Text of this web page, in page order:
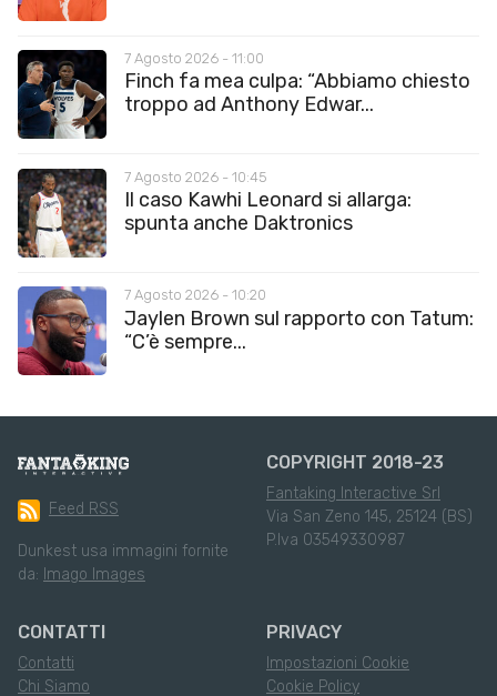
7 Agosto 2026 - 11:00
Finch fa mea culpa: “Abbiamo chiesto
troppo ad Anthony Edwar...
7 Agosto 2026 - 10:45
Il caso Kawhi Leonard si allarga:
spunta anche Daktronics
7 Agosto 2026 - 10:20
Jaylen Brown sul rapporto con Tatum:
“C’è sempre...
Feed RSS
Dunkest usa immagini fornite
da: Imago Images
COPYRIGHT 2018-23
Fantaking Interactive Srl
Via San Zeno 145, 25124 (BS)
P.Iva 03549330987
CONTATTI
Contatti
Chi Siamo
PRIVACY
Impostazioni Cookie
Cookie Policy